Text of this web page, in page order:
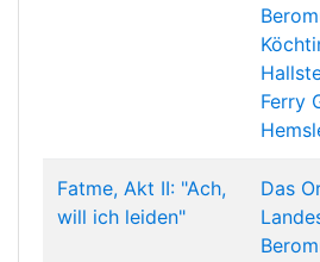
Ferry
Fatme, Akt II: "Ach,
will ich leiden"
Das